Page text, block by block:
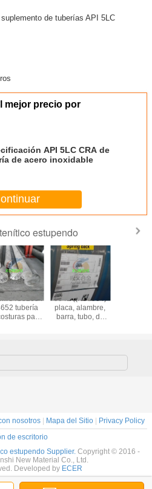
de tuberías API 5LC
mejor precio por
API 5LC CRA de
de acero inoxidable
estupendo
/S32654
tubería
para
904L ((N08904)
placa, alambre,
barra, tubo, de
buen precio
nosotros | Mapa del Sitio | Privacy Policy
de escritorio
estupendo Supplier. Copyright © 2016 -
New Material Co., Ltd.
Developed by ECER